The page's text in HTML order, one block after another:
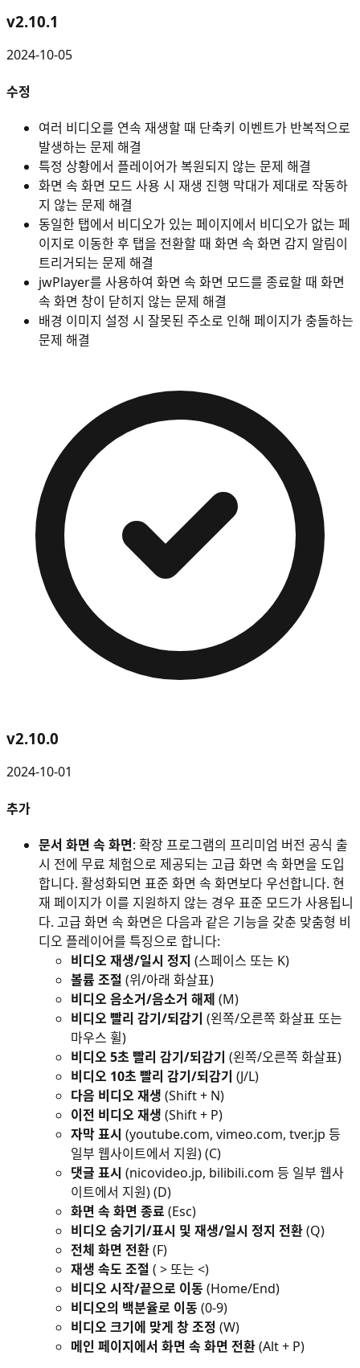
v2.10.1
2024-10-05
수정
여러 비디오를 연속 재생할 때 단축키 이벤트가 반복적으로
발생하는 문제 해결
특정 상황에서 플레이어가 복원되지 않는 문제 해결
화면 속 화면 모드 사용 시 재생 진행 막대가 제대로 작동하
지 않는 문제 해결
동일한 탭에서 비디오가 있는 페이지에서 비디오가 없는 페
이지로 이동한 후 탭을 전환할 때 화면 속 화면 감지 알림이
트리거되는 문제 해결
jwPlayer를 사용하여 화면 속 화면 모드를 종료할 때 화면
속 화면 창이 닫히지 않는 문제 해결
배경 이미지 설정 시 잘못된 주소로 인해 페이지가 충돌하는
문제 해결
v2.10.0
2024-10-01
추가
문서 화면 속 화면: 확장 프로그램의 프리미엄 버전 공식 출
시 전에 무료 체험으로 제공되는 고급 화면 속 화면을 도입
합니다. 활성화되면 표준 화면 속 화면보다 우선합니다. 현
재 페이지가 이를 지원하지 않는 경우 표준 모드가 사용됩니
다. 고급 화면 속 화면은 다음과 같은 기능을 갖춘 맞춤형 비
디오 플레이어를 특징으로 합니다:
비디오 재생/일시 정지 (스페이스 또는 K)
볼륨 조절 (위/아래 화살표)
비디오 음소거/음소거 해제 (M)
비디오 빨리 감기/되감기 (왼쪽/오른쪽 화살표 또는
마우스 휠)
비디오 5초 빨리 감기/되감기 (왼쪽/오른쪽 화살표)
비디오 10초 빨리 감기/되감기 (J/L)
다음 비디오 재생 (Shift + N)
이전 비디오 재생 (Shift + P)
자막 표시 (youtube.com, vimeo.com, tver.jp 등
일부 웹사이트에서 지원) (C)
댓글 표시 (nicovideo.jp, bilibili.com 등 일부 웹사
이트에서 지원) (D)
화면 속 화면 종료 (Esc)
비디오 숨기기/표시 및 재생/일시 정지 전환(Q)
전체 화면 전환(F)
재생 속도 조절 ( > 또는 <)
비디오 시작/끝으로 이동 (Home/End)
비디오의 백분율로 이동 (0-9)
비디오 크기에 맞게 창 조정 (W)
메인 페이지에서 화면 속 화면 전환(Alt + P)